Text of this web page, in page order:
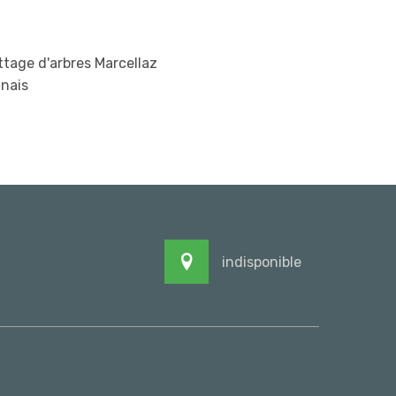
d'arbres Marcellaz
indisponible